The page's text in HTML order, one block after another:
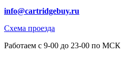
info@cartridgebuy.ru
Схема проезда
Работаем с 9-00 до 23-00 по МСК